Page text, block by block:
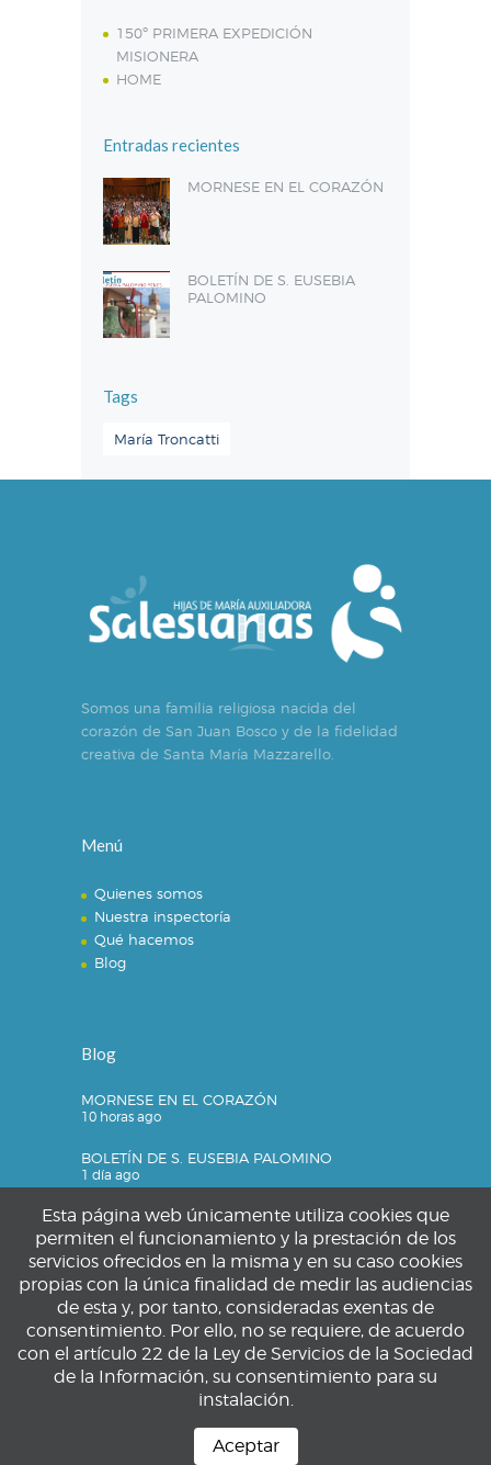
150º PRIMERA EXPEDICIÓN
MISIONERA
HOME
Entradas recientes
MORNESE EN EL CORAZÓN
BOLETÍN DE S. EUSEBIA
PALOMINO
Tags
María Troncatti
Somos una familia religiosa nacida del
corazón de San Juan Bosco y de la fidelidad
creativa de Santa María Mazzarello.
Menú
Quienes somos
Nuestra inspectoría
Qué hacemos
Blog
Blog
MORNESE EN EL CORAZÓN
10 horas ago
BOLETÍN DE S. EUSEBIA PALOMINO
1 día ago
Privacidad
Política de privacidad
Política de cookies
Aviso legal
Esta página web únicamente utiliza cookies que
permiten el funcionamiento y la prestación de los
servicios ofrecidos en la misma y en su caso cookies
propias con la única finalidad de medir las audiencias
de esta y, por tanto, consideradas exentas de
consentimiento. Por ello, no se requiere, de acuerdo
con el artículo 22 de la Ley de Servicios de la Sociedad
de la Información, su consentimiento para su
instalación.
Aceptar